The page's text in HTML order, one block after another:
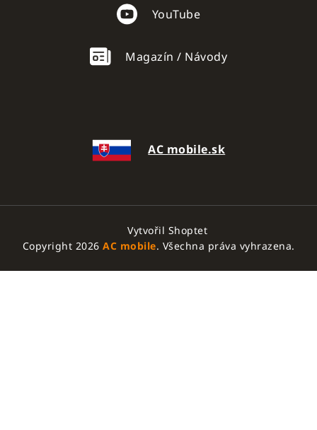
YouTube
Magazín / Návody
AC mobile.sk
Vytvořil Shoptet
Copyright 2026 AC mobile. Všechna práva vyhrazena.